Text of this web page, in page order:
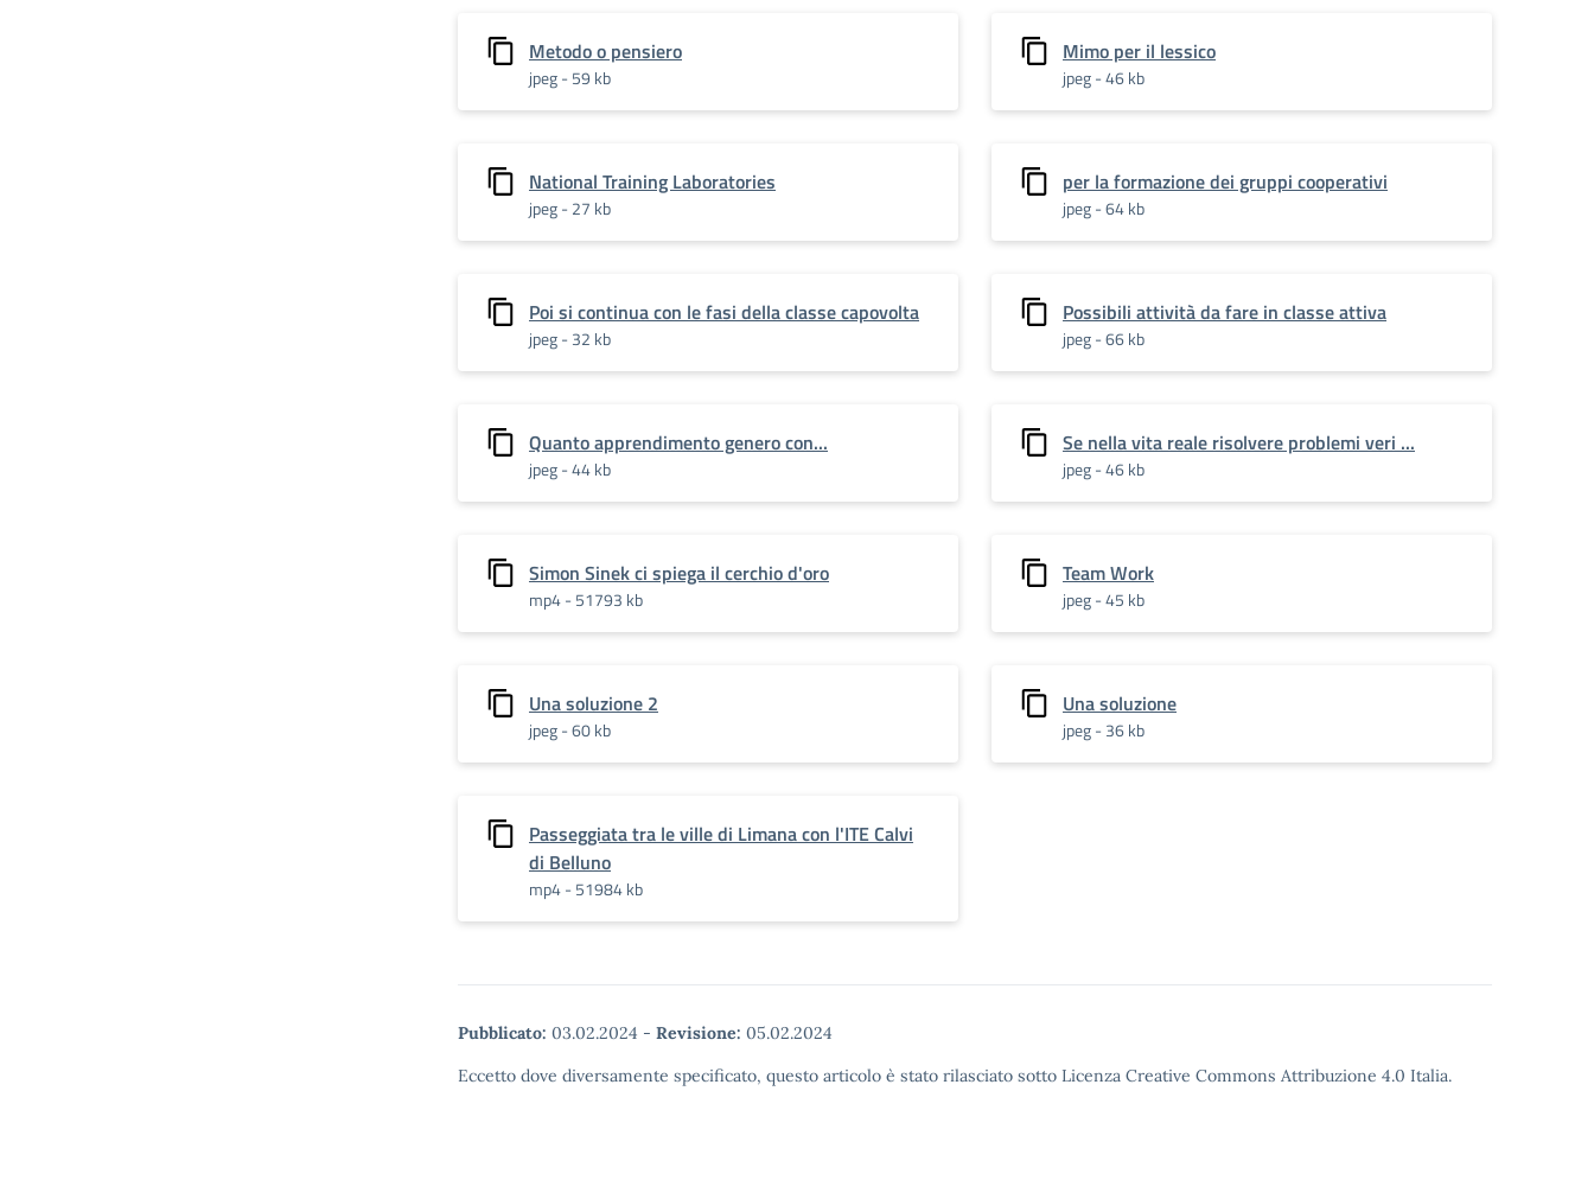
Metodo o pensiero
jpeg - 59 kb
Mimo per il lessico
jpeg - 46 kb
National Training Laboratories
jpeg - 27 kb
per la formazione dei gruppi cooperativi
jpeg - 64 kb
Poi si continua con le fasi della classe capovolta
jpeg - 32 kb
Possibili attività da fare in classe attiva
jpeg - 66 kb
Quanto apprendimento genero con...
jpeg - 44 kb
Se nella vita reale risolvere problemi veri ...
jpeg - 46 kb
Simon Sinek ci spiega il cerchio d'oro
mp4 - 51793 kb
Team Work
jpeg - 45 kb
Una soluzione 2
jpeg - 60 kb
Una soluzione
jpeg - 36 kb
Passeggiata tra le ville di Limana con l'ITE Calvi
di Belluno
mp4 - 51984 kb
Pubblicato: 03.02.2024 - Revisione: 05.02.2024
Eccetto dove diversamente specificato, questo articolo è stato rilasciato sotto Licenza Creative Commons Attribuzione 4.0 Italia.